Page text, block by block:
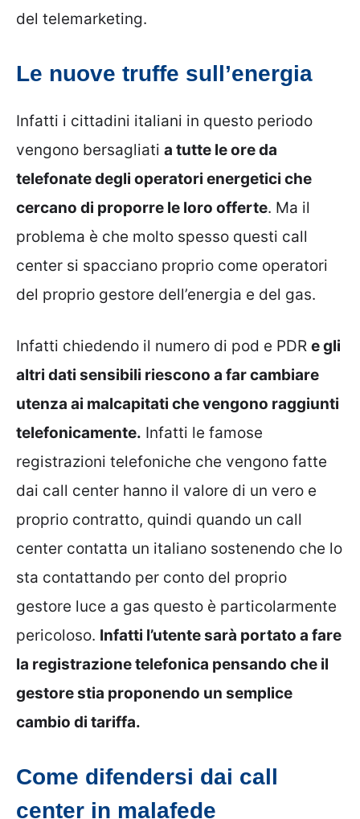
del telemarketing.
Le nuove truffe sull’energia
Infatti i cittadini italiani in questo periodo
vengono bersagliati a tutte le ore da
telefonate degli operatori energetici che
cercano di proporre le loro offerte. Ma il
problema è che molto spesso questi call
center si spacciano proprio come operatori
del proprio gestore dell’energia e del gas.
Infatti chiedendo il numero di pod e PDR e gli
altri dati sensibili riescono a far cambiare
utenza ai malcapitati che vengono raggiunti
telefonicamente. Infatti le famose
registrazioni telefoniche che vengono fatte
dai call center hanno il valore di un vero e
proprio contratto, quindi quando un call
center contatta un italiano sostenendo che lo
sta contattando per conto del proprio
gestore luce a gas questo è particolarmente
pericoloso. Infatti l’utente sarà portato a fare
la registrazione telefonica pensando che il
gestore stia proponendo un semplice
cambio di tariffa.
Come difendersi dai call
center in malafede